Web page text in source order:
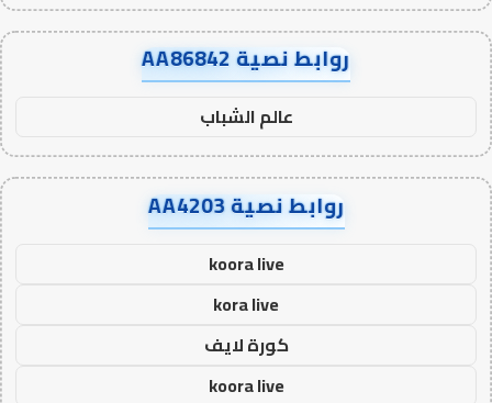
روابط نصية AA86842
عالم الشباب
روابط نصية AA4203
koora live
kora live
كورة لايف
koora live